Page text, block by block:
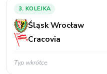
3. KOLEJKA
Śląsk Wrocław
Cracovia
Typ wkrótce